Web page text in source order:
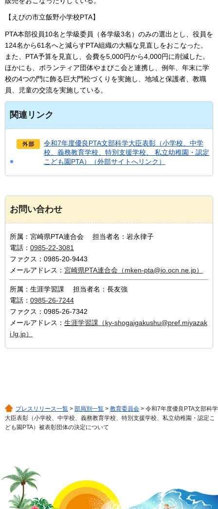
【えびの市立飯野小学校PTA】
PTA本部役員10名と学級委員（各学級3名）のみの選出とし、役員を
124名から61名へと減らすPTA組織の大幅な見直しをおこなった。
また、PTA予算を見直し、会費を5,000円から4,000円に削減した。
ほかにも、ボランティア団体やまびこ会と連携し、例年、年末に学
校の4つの門に飾る巨大門松づくりを実施し、地域と保護者、教職
員、児童の交流を実施している。
関連リンク
令和7年度優良PTA文部科学大臣表彰（小学校、中学
校、義務教育学校、特別支援学校、 私立幼稚園・認定
こども園PTA）（外部サイトへリンク）
お問い合わせ
所属：宮崎県PTA連合会 担当者名：岩永律子
電話： 0985-22-3081
ファクス：0985-20-9443
メールアドレス： 宮崎県PTA連合会（mken-pta@io.ocn.ne.jp）
所属：生涯学習課 担当者名：長友強
電話： 0985-26-7244
ファクス：0985-26-7342
メールアドレス： 生涯学習課（ky-shogaigakushu@pref.miyazak
i.lg.jp）
プレスリリース一覧 > 部局別一覧 > 教育委員会 > 令和7年度優良PTA文部科学
大臣表彰（小学校、中学校、義務教育学校、特別支援学校、私立幼稚園・認定こ
ども園PTA）被表彰団体の決定について